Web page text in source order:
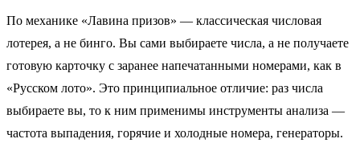
По механике «Лавина призов» — классическая числовая
лотерея, а не бинго. Вы сами выбираете числа, а не получаете
готовую карточку с заранее напечатанными номерами, как в
«Русском лото». Это принципиальное отличие: раз числа
выбираете вы, то к ним применимы инструменты анализа —
частота выпадения, горячие и холодные номера, генераторы.